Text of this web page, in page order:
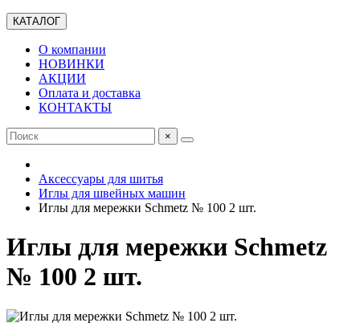
КАТАЛОГ
О компании
НОВИНКИ
АКЦИИ
Оплата и доставка
КОНТАКТЫ
×
Аксессуары для шитья
Иглы для швейных машин
Иглы для мережки Schmetz № 100 2 шт.
Иглы для мережки Schmetz
№ 100 2 шт.